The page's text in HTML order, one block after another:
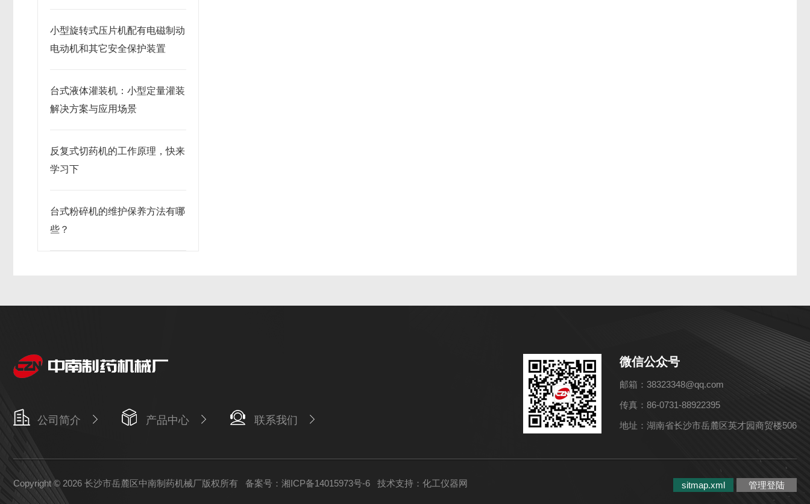
小型旋转式压片机配有电磁制动
电动机和其它安全保护装置
台式液体灌装机：小型定量灌装
解决方案与应用场景
反复式切药机的工作原理，快来
学习下
台式粉碎机的维护保养方法有哪
些？
公司简介 产品中心 联系我们
微信公众号
邮箱：38323348@qq.com
传真：86-0731-88922395
地址：湖南省长沙市岳麓区英才园商贸楼506
Copyright © 2026 长沙市岳麓区中南制药机械厂版权所有 备案号：湘ICP备14015973号-6 技术支持： 化工仪器网 sitmap.xml 管理登陆